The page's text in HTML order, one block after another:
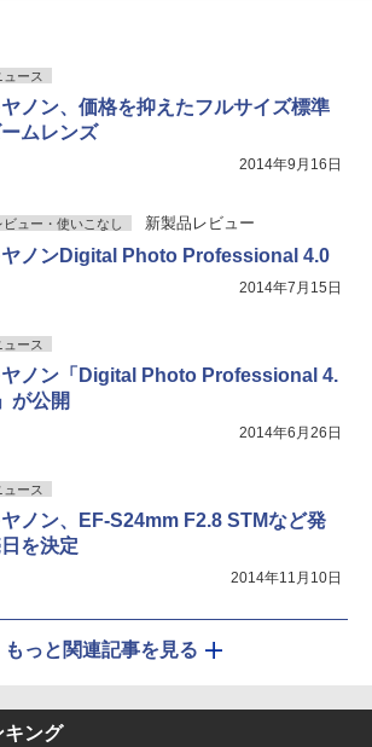
ュース
ノン、価格を抑えたフルサイズ標準
ムレンズ
2014年9月16日
ビュー・使いこなし 新製品レビュー
ノンDigital Photo Professional 4.0
2014年7月15日
ュース
ノン「Digital Photo Professional 4.
が公開
2014年6月26日
ュース
ノン、EF-S24mm F2.8 STMなど発
を決定
2014年11月10日
もっと関連記事を見る
キング